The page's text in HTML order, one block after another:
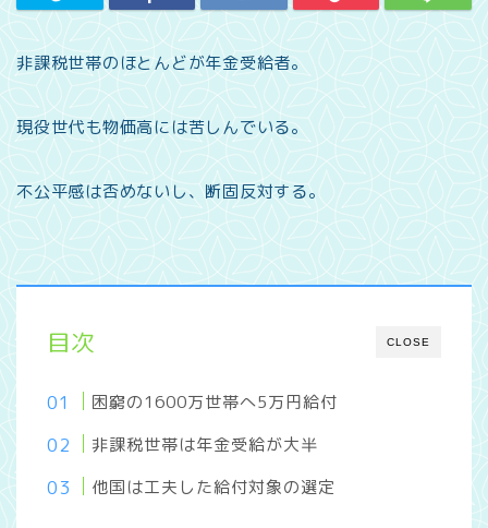
非課税世帯のほとんどが年金受給者。
現役世代も物価高には苦しんでいる。
不公平感は否めないし、断固反対する。
CLOSE
目次
困窮の1600万世帯へ5万円給付
非課税世帯は年金受給が大半
他国は工夫した給付対象の選定